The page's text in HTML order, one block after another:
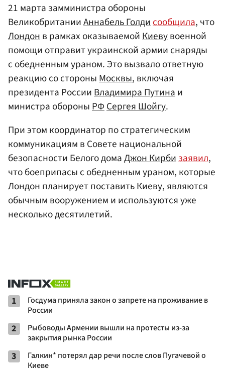
21 марта замминистра обороны
ВеликобританииАннабель Голдисообщила, что
Лондонв рамках оказываемойКиевувоенной
помощи отправит украинской армии снаряды
с обедненным ураном. Это вызвало ответную
реакцию со стороныМосквы, включая
президента РоссииВладимира Путинаи
министра обороныРФСергея Шойгу.
При этом координатор по стратегическим
коммуникациям в Совете национальной
безопасности Белого домаДжон Кирбизаявил,
что боеприпасы с обедненным ураном, которые
Лондон планирует поставить Киеву, являются
обычным вооружением и используются уже
несколько десятилетий.
1
Госдума приняла закон о запрете на проживание в
России
2
Рыбоводы Армении вышли на протесты из-за
закрытия рынка России
3
Галкин* потерял дар речи после слов Пугачевой о
Киеве